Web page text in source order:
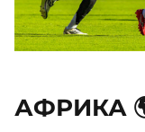
АФРИКА